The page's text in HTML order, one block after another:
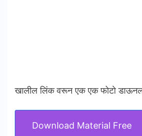
खालील लिंक वरून एक एक फोटो
Download Material Free